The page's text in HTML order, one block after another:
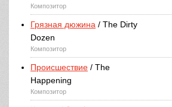
Композитор
Грязная дюжина / The Dirty
Dozen
Композитор
Происшествие / The
Happening
Композитор